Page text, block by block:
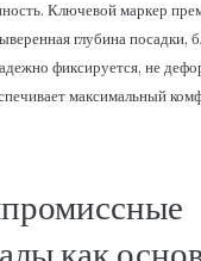
Ключевой маркер
глубина посадки,
фиксируется, не
максимальный